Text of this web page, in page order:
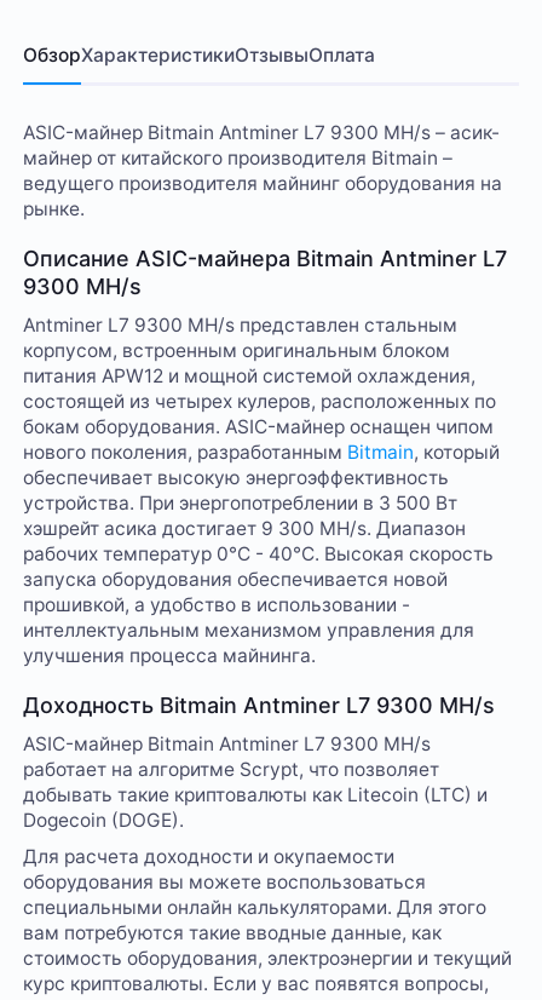
ОбзорХарактеристикиОтзывыОплата
ASIC-майнер Bitmain Antminer L7 9300 MH/s – асик-
майнер от китайского производителя Bitmain –
ведущего производителя майнинг оборудования на
рынке.
Описание ASIC-майнера Bitmain Antminer L7
9300 MH/s
Antminer L7 9300 MH/s представлен стальным
корпусом, встроенным оригинальным блоком
питания APW12 и мощной системой охлаждения,
состоящей из четырех кулеров, расположенных по
бокам оборудования. ASIC-майнер оснащен чипом
нового поколения, разработанным Bitmain, который
обеспечивает высокую энергоэффективность
устройства. При энергопотреблении в 3 500 Вт
хэшрейт асика достигает 9 300 MH/s. Диапазон
рабочих температур 0°C - 40°C. Высокая скорость
запуска оборудования обеспечивается новой
прошивкой, а удобство в использовании -
интеллектуальным механизмом управления для
улучшения процесса майнинга.
Доходность Bitmain Antminer L7 9300 MH/s
ASIC-майнер Bitmain Antminer L7 9300 MH/s
работает на алгоритме Scrypt, что позволяет
добывать такие криптовалюты как Litecoin (LTC) и
Dogecoin (DOGE).
Для расчета доходности и окупаемости
оборудования вы можете воспользоваться
специальными онлайн калькуляторами. Для этого
вам потребуются такие вводные данные, как
стоимость оборудования, электроэнергии и текущий
курс криптовалюты. Если у вас появятся вопросы,